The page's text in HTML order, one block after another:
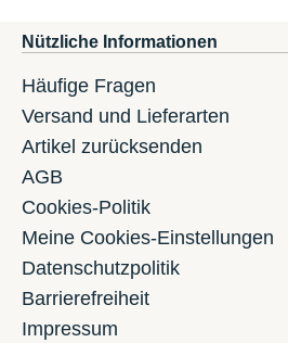
Nützliche Informationen
Häufige Fragen
Versand und Lieferarten
Artikel zurücksenden
AGB
Cookies-Politik
Meine Cookies-Einstellungen
Datenschutzpolitik
Barrierefreiheit
Impressum